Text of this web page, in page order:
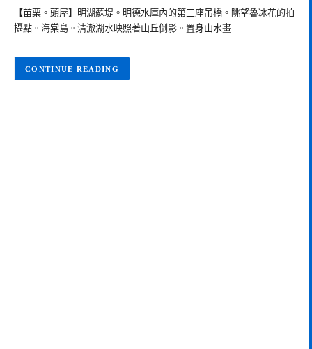
【苗栗。頭屋】明湖蘇堤。明德水庫內的第三座吊橋。眺望魯冰花的拍
攝點。海棠島。清澈湖水映照著山丘倒影。置身山水畫…
CONTINUE READING